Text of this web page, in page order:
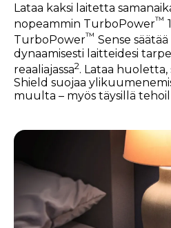
Lataa kaksi laitetta
nopeammin TurboPower™
TurboPower™ Sense
dynaamisesti laitteidesi
reaaliajassa2. Lataa
Shield suojaa
muulta – myös täysillä